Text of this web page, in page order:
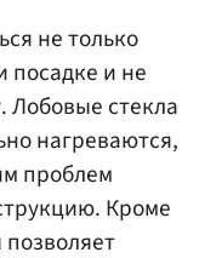
не только
посадке и не
Лобовые стекла
нагреваются,
проблем
Кроме